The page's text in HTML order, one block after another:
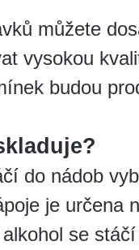
můžete
vysokou
budou
do nádob
je určena
se